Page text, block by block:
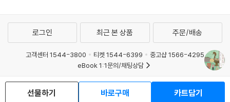
선물하기 바로구매 카트담기
로그인 최근 본 상품 주문/배송
고객센터 1544-3800 티켓 1544-6399
중고샵 1566-4295
eBook 1:1문의/채팅상담
예스이십사(주) 사업자 정보
이용약관
개인정보처리방침
청소년보호정책